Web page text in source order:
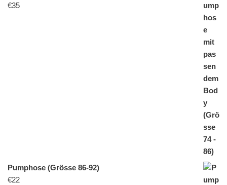
€35
Pumphose (Grösse 86-92)
€22